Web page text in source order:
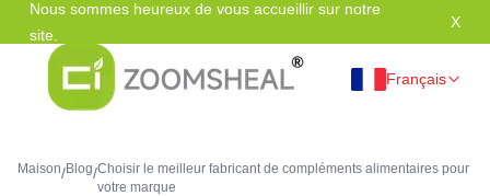
Nous sommes heureux de vous accueillir sur notre
site.
X
Français
Maison/Blog/Choisir le meilleur fabricant de compléments alimentaires pour
votre marque